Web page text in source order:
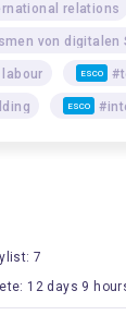
relations
von digitalen
ESCO
ESCO
7
12 days 9